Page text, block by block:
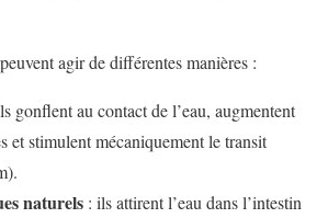
agir de différentes manières :
gonflent au contact de l’eau, augmentent
et stimulent mécaniquement le transit
naturels : ils attirent l’eau dans l’intestin